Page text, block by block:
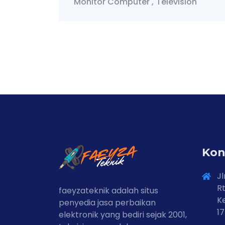
faeyzateknik adalah situs
penyedia jasa perbaikan
elektronik yang bediri sejak 2001,